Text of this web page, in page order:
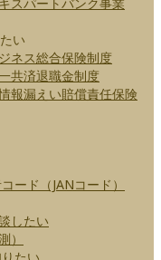
い
ネス総合保険制度
共済退職金制度
報漏えい賠償責任保険
ード（JANコード）
したい
）
たい